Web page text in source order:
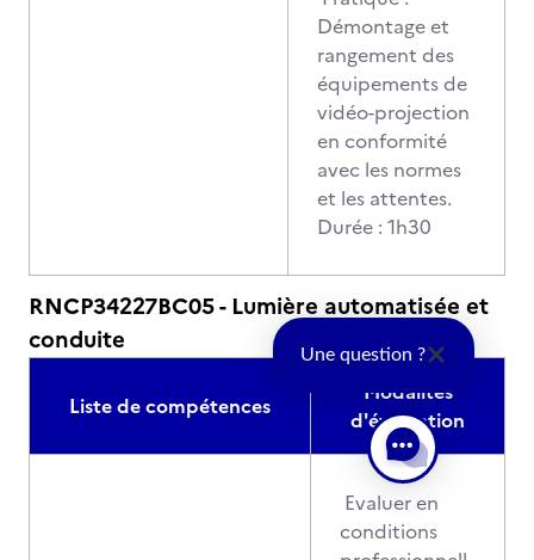
Démontage et
rangement des
équipements de
vidéo-projection
en conformité
avec les normes
et les attentes.
Durée : 1h30
RNCP34227BC05 - Lumière automatisée et
conduite
Liste de compétences
Modalités
d'évaluation
Evaluer en
conditions
Une question ?